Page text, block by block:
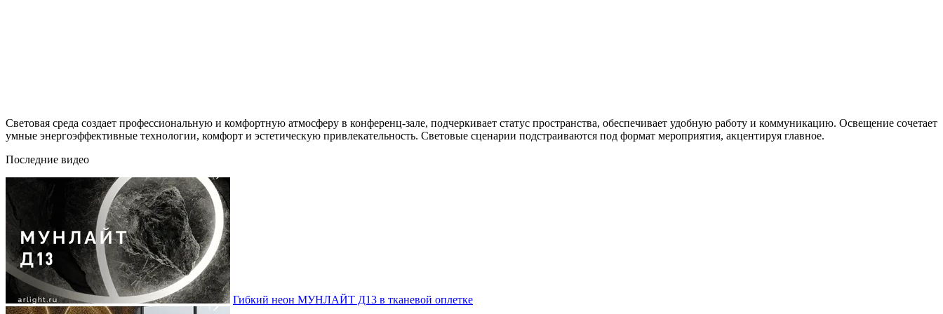
Световая среда создает профессиональную и комфортную атмосферу в конференц-зале, подчеркивает статус пространства, обеспечивает удобную работу и коммуникацию. Освещение сочетает
умные энергоэффективные технологии, комфорт и эстетическую привлекательность. Световые сценарии подстраиваются под формат мероприятия, акцентируя главное.
Последние видео
Гибкий неон МУНЛАЙТ Д13 в тканевой оплетке